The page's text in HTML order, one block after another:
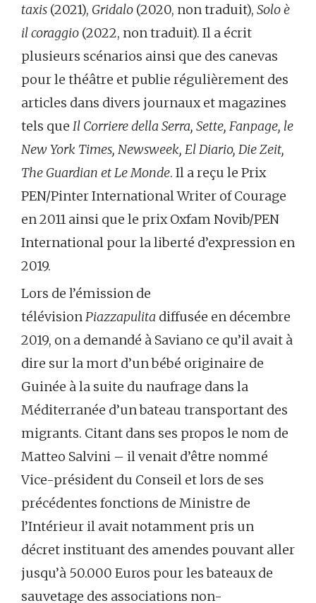
taxis (2021), Gridalo (2020, non traduit), Solo è
il coraggio (2022, non traduit). Il a écrit
plusieurs scénarios ainsi que des canevas
pour le théâtre et publie régulièrement des
articles dans divers journaux et magazines
tels que Il Corriere della Serra, Sette, Fanpage, le
New York Times, Newsweek, El Diario, Die Zeit,
The Guardian et Le Monde. Il a reçu le Prix
PEN/Pinter International Writer of Courage
en 2011 ainsi que le prix Oxfam Novib/PEN
International pour la liberté d’expression en
2019.
Lors de l’émission de
télévisionPiazzapulita diffusée en décembre
2019, on a demandé à Saviano ce qu’il avait à
dire sur la mort d’un bébé originaire de
Guinée à la suite du naufrage dans la
Méditerranée d’un bateau transportant des
migrants. Citant dans ses propos le nom de
Matteo Salvini – il venait d’être nommé
Vice-président du Conseil et lors de ses
précédentes fonctions de Ministre de
l’Intérieur il avait notamment pris un
décret instituant des amendes pouvant aller
jusqu’à 50.000 Euros pour les bateaux de
sauvetage des associations non-